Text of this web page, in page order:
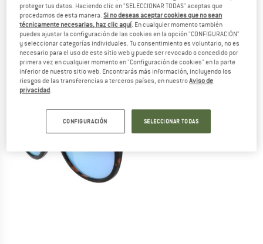
proteger tus datos. Haciendo clic en "SELECCIONAR TODAS" aceptas que
procedamos de esta manera.Si no deseas aceptar cookies que no sean
técnicamente necesarias, haz clic aquí. En cualquier momento también
puedes ajustar la configuración de las cookies en la opción "CONFIGURACIÓN"
y seleccionar categorías individuales. Tu consentimiento es voluntario, no es
necesario para el uso de este sitio web y puede ser revocado o concedido por
primera vez en cualquier momento en "Configuración de cookies" en la parte
inferior de nuestro sitio web. Encontrarás más información, incluyendo los
riesgos de las transferencias a terceros países, en nuestroAviso de
privacidad.
CONFIGURACIÓN SELECCIONAR TODAS